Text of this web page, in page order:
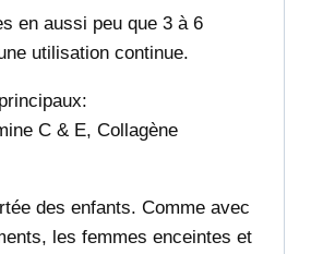
en aussi peu que 3 à 6
utilisation continue.
C & E, Collagène
des enfants. Comme avec
les femmes enceintes et